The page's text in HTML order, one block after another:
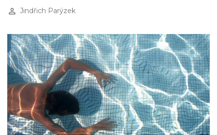
perm_identity Jindřich Parýzek